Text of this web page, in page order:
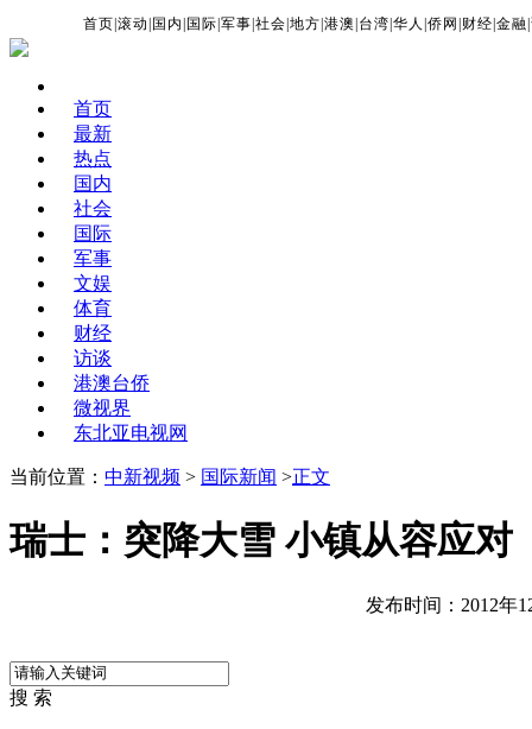
首页 |滚动 国内 国际 |军事 |社会 |地方 |港澳 台湾 |华人 |侨网 财经 |金融 |
首页
最新
热点
国内
社会
国际
军事
文娱
体育
财经
访谈
港澳台侨
微视界
东北亚电视网
当前位置： 中新视频 > 国际新闻 >正文
瑞士：突降大雪 小镇从容应对
发布时间：2012年
搜 索